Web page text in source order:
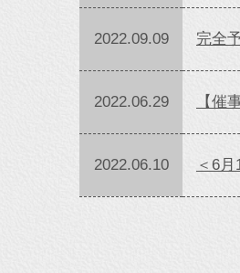
2022.09.09 完全
2022.06.29 【催
2022.06.10 ＜6